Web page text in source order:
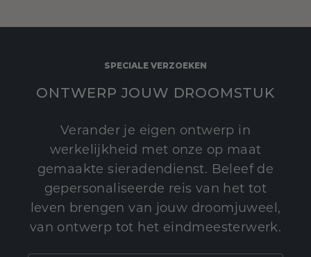
SPECIALE VERZOEKEN
ONTWERP JOUW DROOMSTUK
Verander je eigen ontwerp in
werkelijkheid met onze op maat
gemaakte sieradendienst. Beleef de
gepersonaliseerde reis van het tot
leven brengen van jouw droomjuweel,
van ontwerp tot het eindmeesterwerk.